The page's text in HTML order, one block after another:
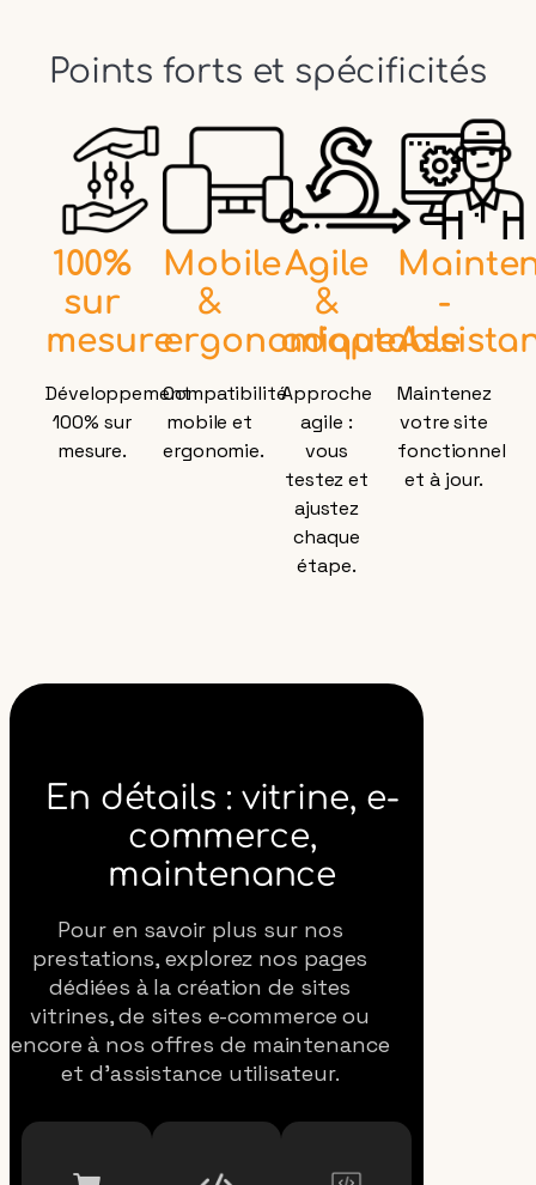
Points forts et spécificités
100%
sur
mesure
Développement
100% sur
mesure.
Mobile
&
ergonomique
Compatibilité
mobile et
ergonomie.
Agile
&
adaptable
Approche
agile :
vous
testez et
ajustez
chaque
étape.
-
Maintenez
votre site
fonctionnel
et à jour.
En détails : vitrine, e-
commerce,
maintenance
Pour en savoir plus sur nos
prestations, explorez nos pages
dédiées à la création de sites
vitrines, de sites e-commerce ou
encore à nos offres de maintenance
et d’assistance utilisateur.